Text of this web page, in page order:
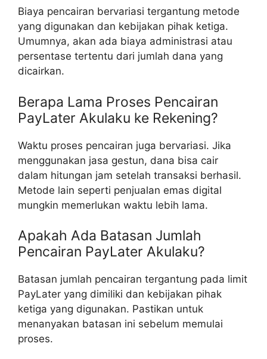
Biaya pencairan bervariasi tergantung metode
yang digunakan dan kebijakan pihak ketiga.
Umumnya, akan ada biaya administrasi atau
persentase tertentu dari jumlah dana yang
dicairkan.
Berapa Lama Proses Pencairan
PayLater Akulaku ke Rekening?
Waktu proses pencairan juga bervariasi. Jika
menggunakan jasa gestun, dana bisa cair
dalam hitungan jam setelah transaksi berhasil.
Metode lain seperti penjualan emas digital
mungkin memerlukan waktu lebih lama.
Apakah Ada Batasan Jumlah
Pencairan PayLater Akulaku?
Batasan jumlah pencairan tergantung pada limit
PayLater yang dimiliki dan kebijakan pihak
ketiga yang digunakan. Pastikan untuk
menanyakan batasan ini sebelum memulai
proses.